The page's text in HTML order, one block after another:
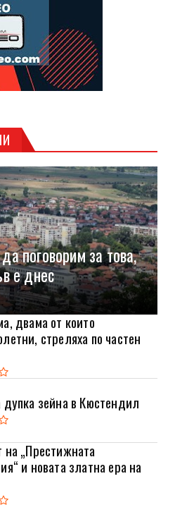
поговорим за това,
е днес
двама от които
стреляха по частен
дупка зейна в Кюстендил
на „Престижната
и новата златна ера на